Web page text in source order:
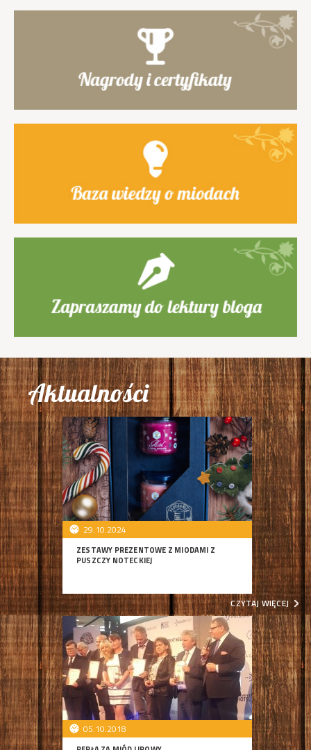
Aktualności
29.10.2024
ZESTAWY PREZENTOWE Z MIODAMI Z
PUSZCZY NOTECKIEJ
CZYTAJ WIĘCEJ
05.10.2018